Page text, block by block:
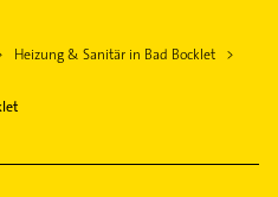
Heizung & Sanitär in Bad Bocklet